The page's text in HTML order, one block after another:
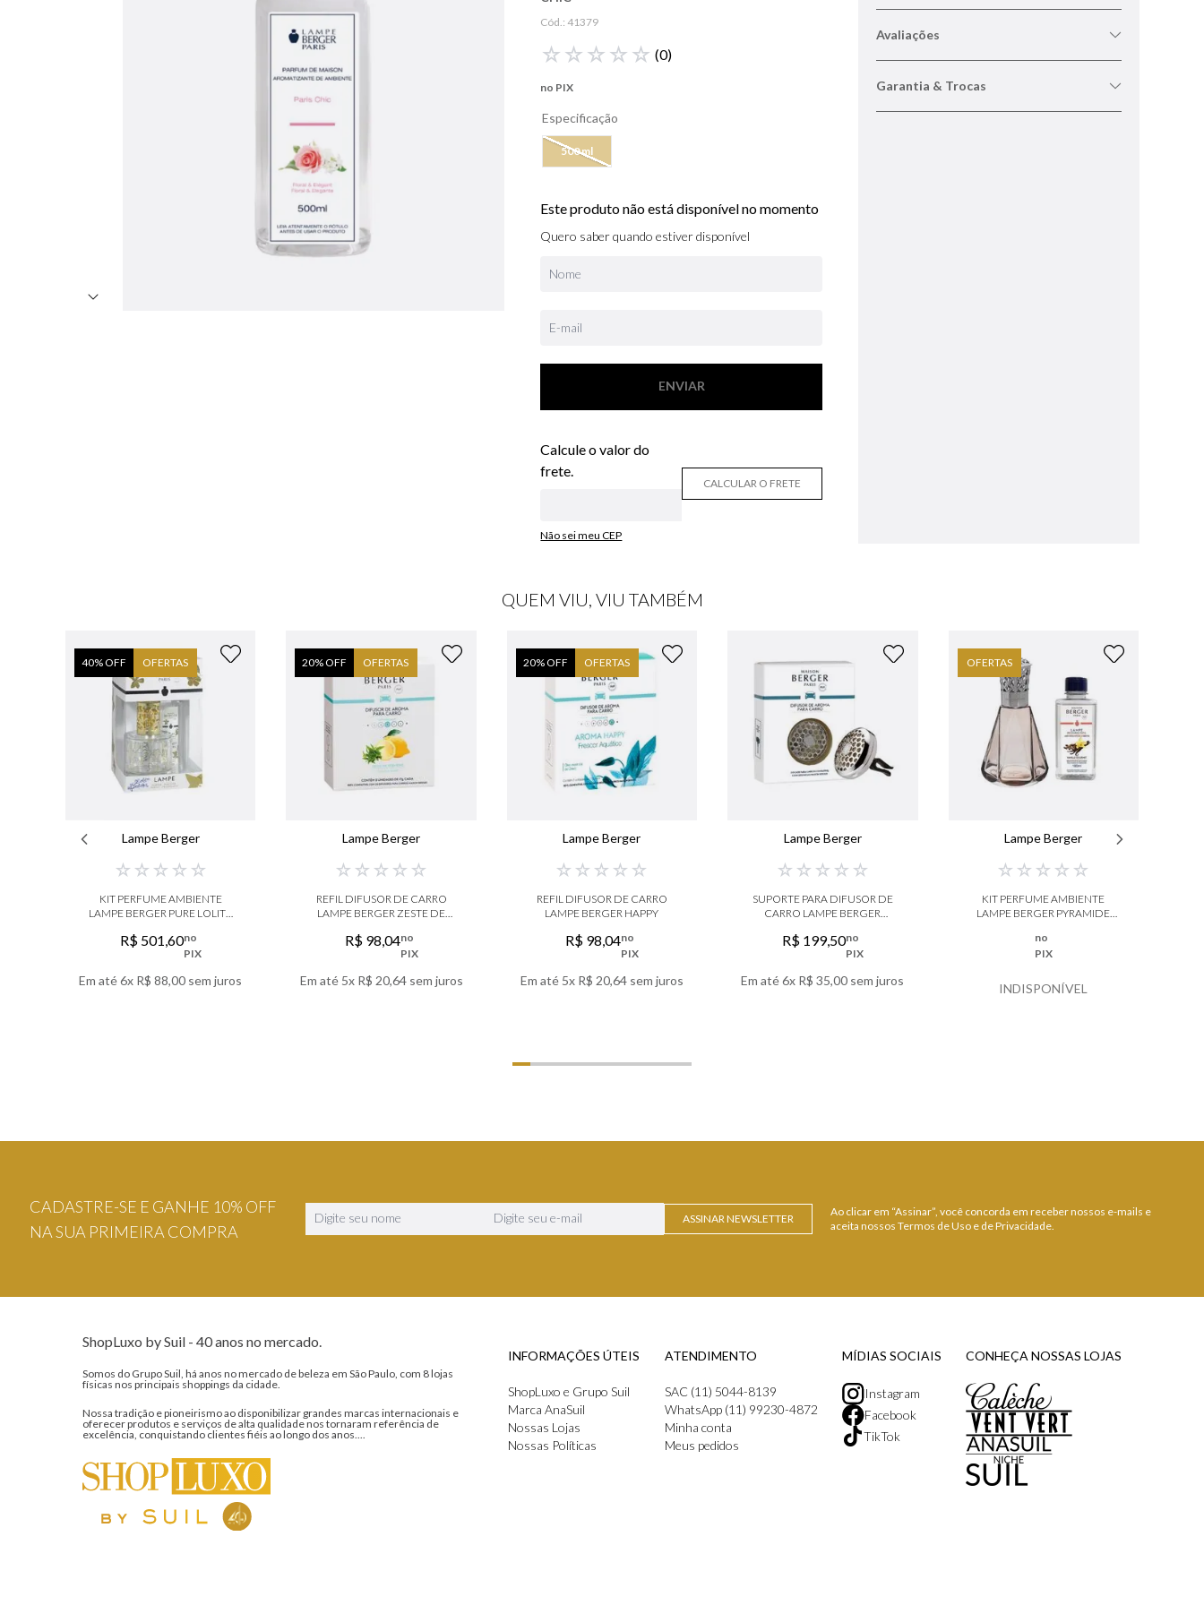
Cód.: 41379
☆ ☆ ☆ ☆ ☆ (0)
no PIX
Especificação
500 ml
Este produto não está disponível no momento
Quero saber quando estiver disponível
ENVIAR
Não sei meu CEP
CALCULAR O FRETE
Avaliações
Garantia & Trocas
QUEM VIU, VIU TAMBÉM
40% OFF OFERTAS
Lampe Berger
☆ ☆ ☆ ☆ ☆
KIT PERFUME AMBIENTE
LAMPE BERGER PURE LOLITA
R$ 501,60no
PIX
Em até6x R$ 88,00 sem juros
20% OFF OFERTAS
Lampe Berger
☆ ☆ ☆ ☆ ☆
REFIL DIFUSOR DE CARRO
LAMPE BERGER ZESTE DE
R$ 98,04no
PIX
Em até 5x R$ 20,64sem juros
20% OFF OFERTAS
Lampe Berger
☆ ☆ ☆ ☆ ☆
REFIL DIFUSOR DE CARRO
LAMPE BERGER HAPPY
R$ 98,04no
PIX
Em até 5x R$ 20,64sem juros
Lampe Berger
☆ ☆ ☆ ☆ ☆
SUPORTE PARA DIFUSOR DE
CARRO LAMPE BERGER
R$ 199,50no
PIX
Em até6x R$ 35,00 sem juros
OFERTAS
Lampe Berger
☆ ☆ ☆ ☆ ☆
KIT PERFUME AMBIENTE
LAMPE BERGER PYRAMIDE
no
PIX
INDISPONÍVEL
CADASTRE-SE E GANHE 10% OFF
NA SUA PRIMEIRA COMPRA
ASSINAR NEWSLETTER
Ao clicar em “Assinar”, você concorda em receber nossos e-mails e
aceita nossos Termos de Uso e de Privacidade.
ShopLuxo by Suil - 40 anos no mercado.
Somos do Grupo Suil, há anos no mercado de beleza em São Paulo, com 8 lojas
físicas nos principais shoppings da cidade.
Nossa tradição e pioneirismo ao disponibilizar grandes marcas internacionais e
oferecer produtos e serviços de alta qualidade nos tornaram referência de
excelência, conquistando clientes fiéis ao longo dos anos....
INFORMAÇÕES ÚTEIS
ShopLuxo e Grupo Suil
Marca AnaSuil
Nossas Lojas
Nossas Políticas
ATENDIMENTO
SAC (11) 5044-8139
WhatsApp (11) 99230-4872
Minha conta
Meus pedidos
MÍDIAS SOCIAIS
Instagram
Facebook
TikTok
CONHEÇA NOSSAS LOJAS